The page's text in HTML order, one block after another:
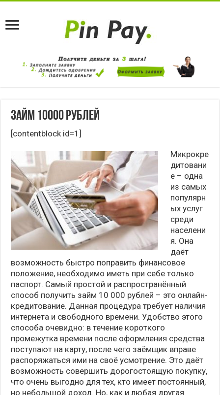
Займ 10000 рублей
[contentblock id=1]
Микрокре
дитовани
е – одна
из самых
популярн
ых услуг
среди
населени
я. Она
даёт
возможность быстро поправить финансовое
положение, необходимо иметь при себе только
паспорт. Самый простой и распространённый
способ получить займ 10 000 рублей – это онлайн-
кредитование. Данная процедура требует наличия
интернета и свободного времени. Удобство этого
способа очевидно: в течение короткого
промежутка времени после оформления средства
поступают на карту, после чего заёмщик вправе
распоряжаться ими на своё усмотрение. Это даёт
возможность совершить дорогостоящую покупку,
что очень выгодно для тех, кто имеет постоянный,
но небольшой доход. Но, как и любая другая